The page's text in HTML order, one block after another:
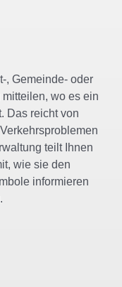
, Gemeinde- oder
wo es ein
Das reicht von
teilt Ihnen
wie sie den
informieren